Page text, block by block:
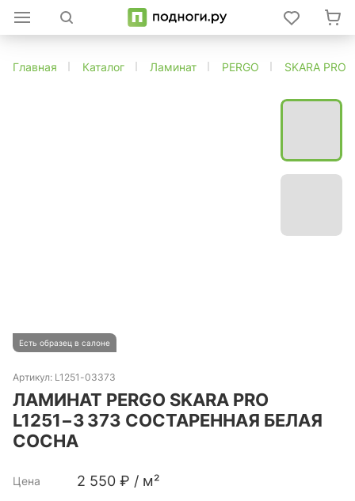
Главная Каталог Ламинат PERGO SKARA PRO
Есть образец в салоне
Артикул: L1251-03373
ЛАМИНАТ PERGO SKARA PRO
L1251−3 373 СОСТАРЕННАЯ БЕЛАЯ
СОСНА
Цена 2 550 ₽ / м²